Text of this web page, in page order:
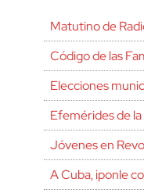
Matutino de
Código de las
Elecciones
Efemérides de
Jóvenes en
A Cuba, ¡ponle